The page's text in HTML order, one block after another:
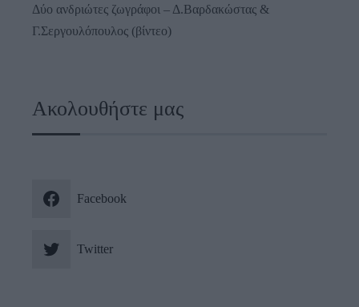
Δύο ανδριώτες ζωγράφοι – Δ.Βαρδακώστας &
Γ.Σεργουλόπουλος (βίντεο)
Ακολουθήστε μας
Facebook
Twitter